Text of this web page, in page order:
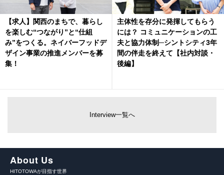
【求人】関西のまちで、暮らし
を楽しむ“つながり”と“仕組
み”をつくる。ネイバーフッドデ
ザイン事業の推進メンバーを募
集！
主体性を存分に発揮してもらう
には？ コミュニケーションの工
夫と協力体制─シントシティ3年
間の伴走を終えて【社内対談・
後編】
Interview一覧へ
About Us
HITOTOWAが目指す世界